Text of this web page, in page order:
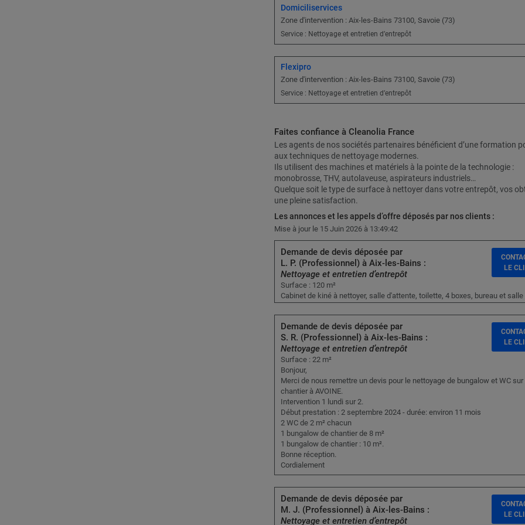
Domiciliservices
Zone d'intervention : Aix-les-Bains 73100, Savoie (73)
Service : Nettoyage et entretien d’entrepôt
Flexipro
Zone d'intervention : Aix-les-Bains 73100, Savoie (73)
Service : Nettoyage et entretien d’entrepôt
Faites confiance à Cleanolia France
Les agents de nos sociétés partenaires bénéficient d’une formation
aux techniques de nettoyage modernes.
Ils utilisent des machines et matériels à la pointe de la technologie :
monobrosse, THV, autolaveuse, aspirateurs industriels…
Quelque soit le type de surface à nettoyer dans votre entrepôt, vos
une pleine satisfaction.
Les annonces et les appels d’offre déposés par nos clients :
Mise à jour le 15 Juin 2026 à 13:49:42
Demande de devis déposée par
L. P. (Professionnel) à Aix-les-Bains :
Nettoyage et entretien d’entrepôt
Surface : 120 m²
Cabinet de kiné à nettoyer, salle d'attente, toilette, 4 boxes, bureau et salle
LE
Demande de devis déposée par
S. R. (Professionnel) à Aix-les-Bains :
Nettoyage et entretien d’entrepôt
Surface : 22 m²
Bonjour,
Merci de nous remettre un devis pour le nettoyage de bungalow et WC sur
chantier à AVOINE.
Intervention 1 lundi sur 2.
Début prestation : 2 septembre 2024 - durée: environ 11 mois
2 WC de 2 m² chacun
1 bungalow de chantier de 8 m²
1 bungalow de chantier : 10 m².
Bonne réception.
Cordialement
LE
Demande de devis déposée par
M. J. (Professionnel) à Aix-les-Bains :
Nettoyage et entretien d’entrepôt
LE